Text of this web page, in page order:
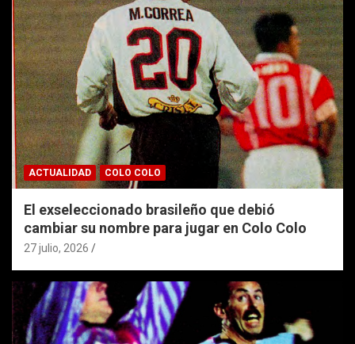
ACTUALIDAD COLO COLO
El exseleccionado brasileño que debió
cambiar su nombre para jugar en Colo Colo
27 julio, 2026